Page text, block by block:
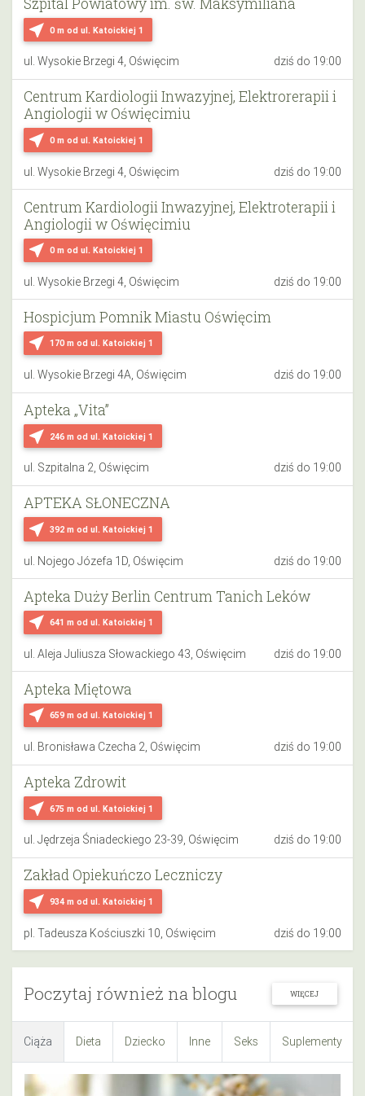
near_me 0 m od ul. Katoickiej 1
ul. Wysokie Brzegi 4, Oświęcim dziś do 19:00
near_me 0 m od ul. Katoickiej 1
Centrum Kardiologii Inwazyjnej, Elektrorerapii i
Angiologii w Oświęcimiu
ul. Wysokie Brzegi 4, Oświęcim dziś do 19:00
near_me 0 m od ul. Katoickiej 1
Centrum Kardiologii Inwazyjnej, Elektroterapii i
Angiologii w Oświęcimiu
ul. Wysokie Brzegi 4, Oświęcim dziś do 19:00
near_me 170 m od ul. Katoickiej 1
Hospicjum Pomnik Miastu Oświęcim
ul. Wysokie Brzegi 4A, Oświęcim dziś do 19:00
near_me 246 m od ul. Katoickiej 1
Apteka „Vita”
ul. Szpitalna 2, Oświęcim dziś do 19:00
near_me 392 m od ul. Katoickiej 1
APTEKA SŁONECZNA
ul. Nojego Józefa 1D, Oświęcim dziś do 19:00
near_me 641 m od ul. Katoickiej 1
Apteka Duży Berlin Centrum Tanich Leków
ul. Aleja Juliusza Słowackiego 43, Oświęcim dziś do 19:00
near_me 659 m od ul. Katoickiej 1
Apteka Miętowa
ul. Bronisława Czecha 2, Oświęcim dziś do 19:00
near_me 675 m od ul. Katoickiej 1
Apteka Zdrowit
ul. Jędrzeja Śniadeckiego 23-39, Oświęcim dziś do 19:00
near_me 934 m od ul. Katoickiej 1
Zakład Opiekuńczo Leczniczy
pl. Tadeusza Kościuszki 10, Oświęcim dziś do 19:00
Poczytaj również na blogu WIĘCEJ
Ciąża Dieta Dziecko Inne Seks Suplementy